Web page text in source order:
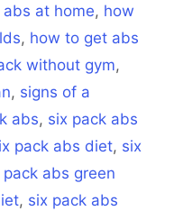
at home, how
, how to get abs
without gym,
, signs of a
abs, six pack abs
pack abs diet, six
pack abs green
, six pack abs